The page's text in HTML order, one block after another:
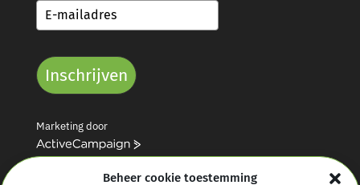
Beheer cookie toestemming
Inschrijven
Marketing door
A
c